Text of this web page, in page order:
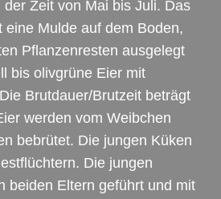
Zeit von Mai bis Juli. Das
eine Mulde auf dem Boden,
Pflanzenresten ausgelegt
bis olivgrüne Eier mit
Brutdauer/Brutzeit beträgt
werden vom Weibchen
bebrütet. Die jungen Küken
Die jungen
beiden Eltern geführt und mit